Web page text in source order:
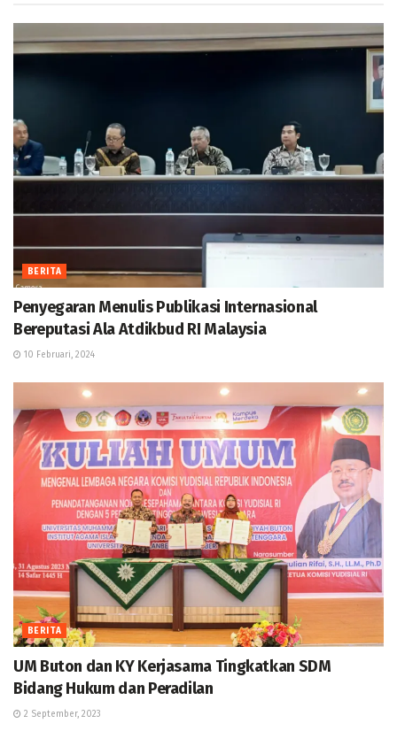
BERITA
Penyegaran Menulis Publikasi Internasional
Bereputasi Ala Atdikbud RI Malaysia
10 Februari, 2024
BERITA
UM Buton dan KY Kerjasama Tingkatkan SDM
Bidang Hukum dan Peradilan
2 September, 2023